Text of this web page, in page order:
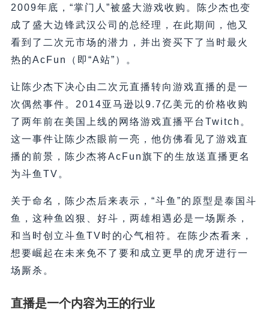
2009年底，“掌门人”被盛大游戏收购。陈少杰也变
成了盛大边锋武汉公司的总经理，在此期间，他又
看到了二次元市场的潜力，并出资买下了当时最火
热的AcFun（即“A站”）。
让陈少杰下决心由二次元直播转向游戏直播的是一
次偶然事件。2014亚马逊以9.7亿美元的价格收购
了两年前在美国上线的网络游戏直播平台Twitch。
这一事件让陈少杰眼前一亮，他仿佛看见了游戏直
播的前景，陈少杰将AcFun旗下的生放送直播更名
为斗鱼TV。
关于命名，陈少杰后来表示，“斗鱼”的原型是泰国斗
鱼，这种鱼凶狠、好斗，两雄相遇必是一场厮杀，
和当时创立斗鱼TV时的心气相符。在陈少杰看来，
想要崛起在未来免不了要和成立更早的虎牙进行一
场厮杀。
直播是一个内容为王的行业